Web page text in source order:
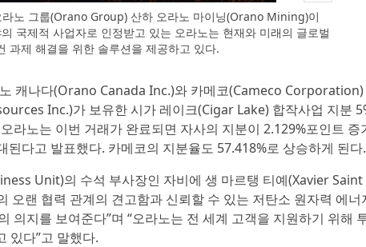
노 그룹(Orano Group) 산하 오라노 마이닝(Orano Mining)이
국제적 사업자로 인정받고 있는 오라노는 현재와 미래의 글로벌
과제 해결을 위한 솔루션을 제공하고 있다.
캐나다(Orano Canada Inc.)와 카메코(Cameco Corporation)
Inc.)가 보유한 시가 레이크(Cigar Lake) 합작사업 지분
라노는 이번 거래가 완료되면 자사의 지분이 2.129%포인트 증
된다고 발표했다. 카메코의 지분율도 57.418%로 상승하게 된다.
Unit)의 수석 부사장인 자비에 생 마르탱 티예(Xavier Saint
오랜 협력 관계의 견고함과 신뢰할 수 있는 저탄소 원자력 에너
의지를 보여준다”며 “오라노는 전 세계 고객을 지원하기 위해
있다”고 말했다.